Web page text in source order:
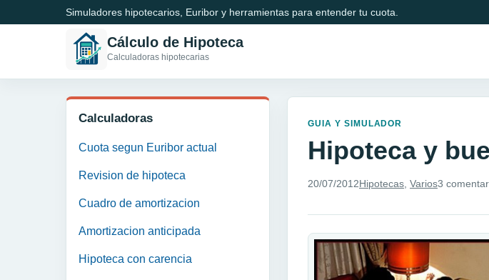
Simuladores hipotecarios, Euribor y herramientas para entender tu cuota.
Cálculo de Hipoteca
Calculadoras hipotecarias
Calculadoras
Cuota segun Euribor actual
Revision de hipoteca
Cuadro de amortizacion
Amortizacion anticipada
Hipoteca con carencia
GUIA Y SIMULADOR
Hipoteca y
20/07/2012Hipotecas Varios3